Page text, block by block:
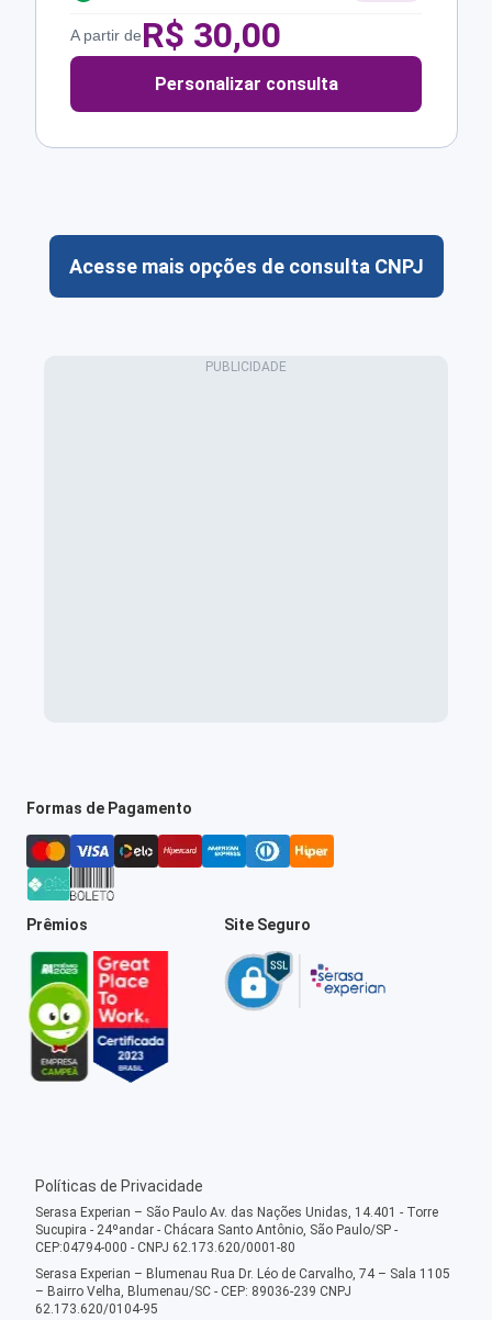
A partir deR$ 30,00
Personalizar consulta
Acesse mais opções de consulta CNPJ
Formas de Pagamento
Prêmios Site Seguro
Políticas de Privacidade
Serasa Experian – São Paulo Av. das Nações Unidas, 14.401 - Torre
Sucupira - 24ºandar - Chácara Santo Antônio, São Paulo/SP -
CEP:04794-000 - CNPJ 62.173.620/0001-80
Serasa Experian – Blumenau Rua Dr. Léo de Carvalho, 74 – Sala 1105
– Bairro Velha, Blumenau/SC - CEP: 89036-239 CNPJ
62.173.620/0104-95